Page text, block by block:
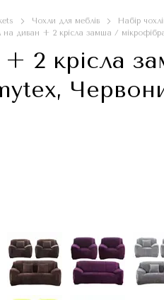
Чохли для меблів
Набір
на диван + 2 крісла замша /
2 крісла